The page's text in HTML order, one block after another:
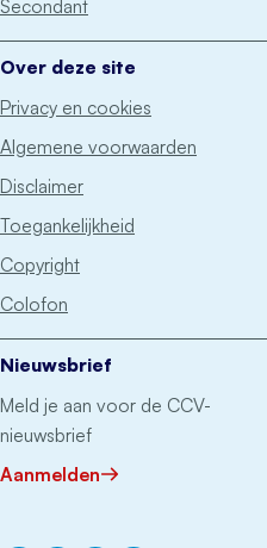
Secondant
Over deze site
Privacy en cookies
Algemene voorwaarden
Disclaimer
Toegankelijkheid
Copyright
Colofon
Nieuwsbrief
Meld je aan voor de CCV-
nieuwsbrief
Aanmelden